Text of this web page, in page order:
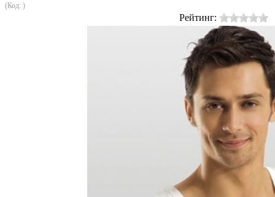
(Код: )
Рейтинг: